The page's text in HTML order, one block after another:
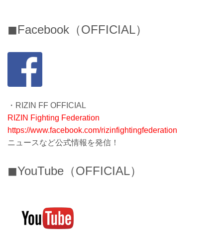
◼︎Facebook（OFFICIAL）
・RIZIN FF OFFICIAL
RIZIN Fighting Federation
https://www.facebook.com/rizinfightingfederation
ニュースなど公式情報を発信！
◼︎YouTube（OFFICIAL）